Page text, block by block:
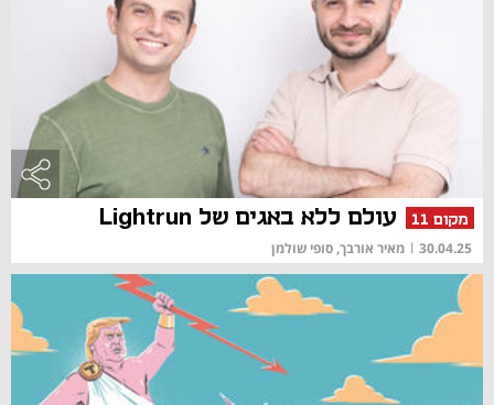
מקום 11 עולם ללא באגים של Lightrun
30.04.25
| מאיר אורבך, סופי שולמן